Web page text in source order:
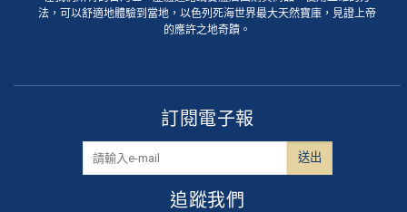
法，可以舒適地體驗到當地，以色列死海世界最大天然寶庫，見證上帝
的應許之地奇蹟。
訂閱電子報
追蹤我們